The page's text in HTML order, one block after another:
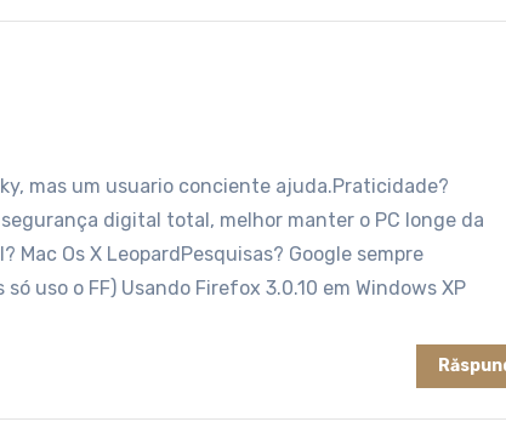
mas um usuario conciente ajuda.Praticidade?
digital total, melhor manter o PC longe da
Mac Os X LeopardPesquisas? Google sempre
uso o FF) Usando Firefox 3.0.10 em Windows XP